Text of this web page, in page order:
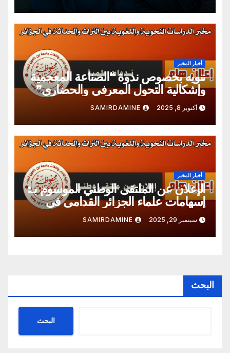
أخبار المخبر
تنويه بخصوص ندوة “الصناعة المعجمية
وإشكالية التحول المعرفي والحضاري”
أكتوبر 8, 2025 SAMIRDAMINE
أخبار المخبر
الإعلان عن الملتقى الوطني الموسوم بـ:
إسهامات علماء الجزائر القدامى في
الدّرسين اللغوي و النحوي
سبتمبر 29, 2025 SAMIRDAMINE
البحث
البحث